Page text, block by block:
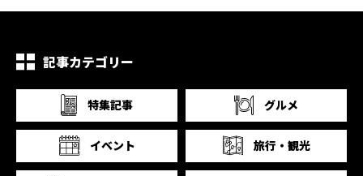
記事カテゴリー
特集記事 グルメ
イベント 旅行・観光